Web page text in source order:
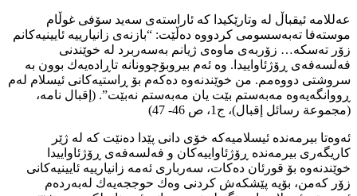
عەللامە ئیقباڵ لە وتارێكیدا كە ئاراستەی سەید سۆفی غوڵام
موستەفا تەبەسسومی كردووە دەڵێت: “بازنەی زانیارییە ئایینیەكانم
زۆر تەسكە… زۆربەی ماوەی ژیانم بەسەربرد لە خوێندنی
فەلسەفەی ڕۆژئاواییدا. وە ئەم بیروبۆچوونانە تاڕادەیەك بوون بە
سروشتی دووەمم. من خوێندنەوە دەكەم بۆ ڕاستیەكانی ئیسلام لەم
ڕووانگەیەوە مەبەستم بێت یان مەبەستم نەبێت”. (إقبال نامە،
(مجموعة رسائل إقبال)، ج1، ص 46- 47)
ئەوەتا بیرمەندە ئیسلامیەكە خۆی دانی پێدا دەنێت كە لە ژێر
كاریگەری بیرمەندە ڕۆژئاواییەكان و فەلسەفەی ڕۆژئاواییدا
خوێندنەوە بۆ قورئان دەكات، سەرباری ئەمە زانیارییە ئایینیەكانی
زۆر كەمن، بۆیە پێشكەش كردنی وەك حوججەیەك لەبەردەم